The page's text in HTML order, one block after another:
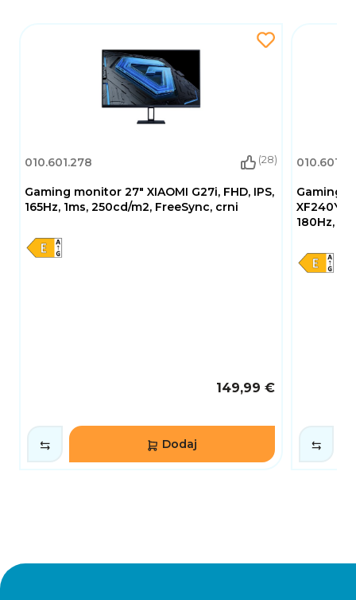
010.601.278 (28)
Gaming monitor 27" XIAOMI G27i, FHD, IPS,
165Hz, 1ms, 250cd/m2, FreeSync, crni
149,99 €
Dodaj
Gaming
180Hz,